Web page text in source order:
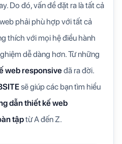
Do đó, vấn đề đặt ra là tất cả
phải phù hợp với tất cả
thích với mọi hệ điều hành
dễ dàng hơn. Từ những
web responsiveđã ra đời.
sẽ giúp các bạn tìm hiểu
dẫn thiết kế web
tậptừ A đến Z.